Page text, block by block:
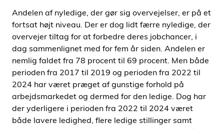
Andelen af nyledige, der gør sig overvejelser, er på et
fortsat højt niveau. Der er dog lidt færre nyledige, der
overvejer tiltag for at forbedre deres jobchancer, i
dag sammenlignet med for fem år siden. Andelen er
nemlig faldet fra 78 procent til 69 procent. Men både
perioden fra 2017 til 2019 og perioden fra 2022 til
2024 har været præget af gunstige forhold på
arbejdsmarkedet og dermed for den ledige. Dog har
der yderligere i perioden fra 2022 til 2024 været
både lavere ledighed, flere ledige stillinger samt